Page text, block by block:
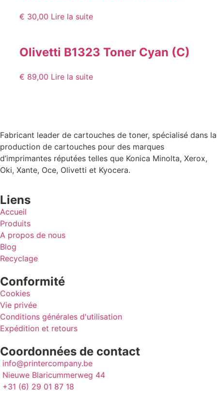
€ 30,00 Lire la suite
Olivetti B1323 Toner Cyan (C)
€ 89,00 Lire la suite
Fabricant leader de cartouches de toner, spécialisé dans la
production de cartouches pour des marques
d’imprimantes réputées telles que Konica Minolta, Xerox,
Oki, Xante, Oce, Olivetti et Kyocera.
Liens
Accueil
Produits
A propos de nous
Blog
Recyclage
Conformité
Cookies
Vie privée
Conditions générales d'utilisation
Expédition et retours
Coordonnées de contact
info@printercompany.be
Nieuwe Blaricummerweg 44
+31 (6) 29 01 87 18